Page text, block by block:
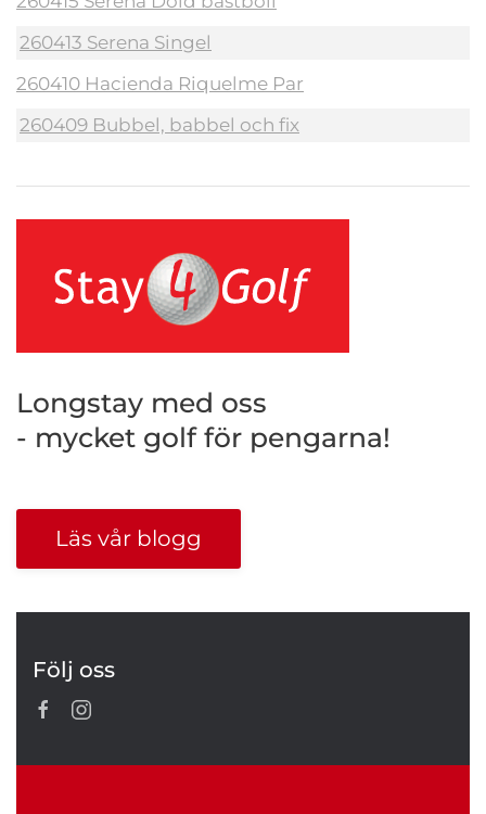
260413 Serena Singel
260410 Hacienda Riquelme Par
260409 Bubbel, babbel och fix
Longstay med oss
- mycket golf för pengarna!
Läs vår blogg
Följ oss